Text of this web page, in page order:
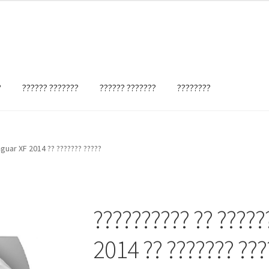
?????? ??????? ?????? ??????? ????????
XF 2014 ?? ??????? ?????
?????????? ??
2014 ?? ???????